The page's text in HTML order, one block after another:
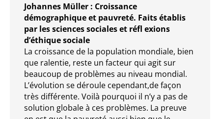
Johannes Müller : Croissance
démographique et pauvreté. Faits établis
par les sciences sociales et réfl exions
d’éthique sociale
La croissance de la population mondiale, bien
que ralentie, reste un facteur qui agit sur
beaucoup de problèmes au niveau mondial.
L’évolution se déroule cependant,de façon
très différente. Voilà pourquoi il n’y a pas de
solution globale à ces problèmes. La preuve